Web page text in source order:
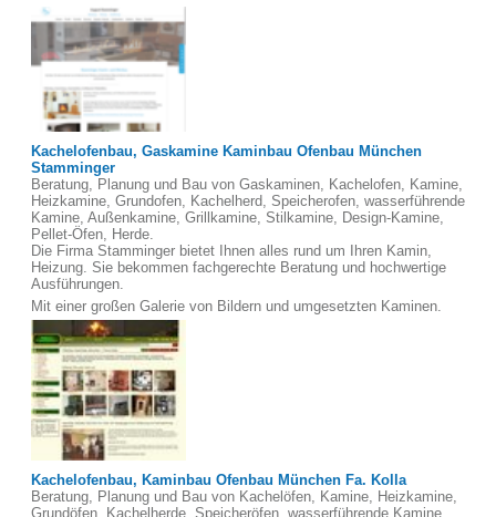
Kachelofenbau, Gaskamine Kaminbau Ofenbau München
Stamminger
Beratung, Planung und Bau von Gaskaminen, Kachelofen, Kamine,
Heizkamine, Grundofen, Kachelherd, Speicherofen, wasserführende
Kamine, Außenkamine, Grillkamine, Stilkamine, Design-Kamine,
Pellet-Öfen, Herde.
Die Firma Stamminger bietet Ihnen alles rund um Ihren Kamin,
Heizung. Sie bekommen fachgerechte Beratung und hochwertige
Ausführungen.
Mit einer großen Galerie von Bildern und umgesetzten Kaminen.
Kachelofenbau, Kaminbau Ofenbau München Fa. Kolla
Beratung, Planung und Bau von Kachelöfen, Kamine, Heizkamine,
Grundöfen, Kachelherde, Speicheröfen, wasserführende Kamine,